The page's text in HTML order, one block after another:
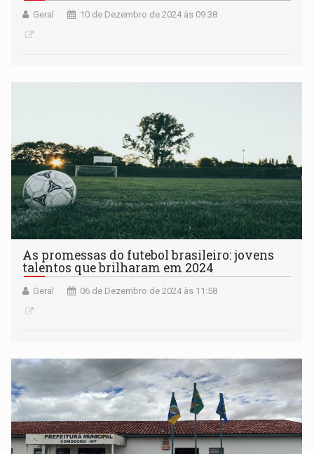
Geral 10 de Dezembro de 2024 às 09:38
As promessas do futebol brasileiro: jovens
talentos que brilharam em 2024
Geral 06 de Dezembro de 2024 às 11:58